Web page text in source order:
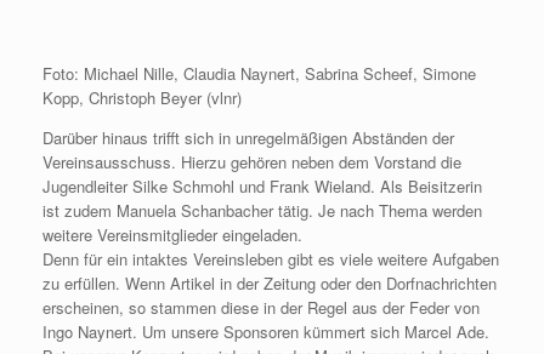
Foto: Michael Nille, Claudia Naynert, Sabrina Scheef, Simone
Kopp, Christoph Beyer (vlnr)
Darüber hinaus trifft sich in unregelmäßigen Abständen der
Vereinsausschuss. Hierzu gehören neben dem Vorstand die
Jugendleiter Silke Schmohl und Frank Wieland. Als Beisitzerin
ist zudem Manuela Schanbacher tätig. Je nach Thema werden
weitere Vereinsmitglieder eingeladen.
Denn für ein intaktes Vereinsleben gibt es viele weitere Aufgaben
zu erfüllen. Wenn Artikel in der Zeitung oder den Dorfnachrichten
erscheinen, so stammen diese in der Regel aus der Feder von
Ingo Naynert. Um unsere Sponsoren kümmert sich Marcel Ade.